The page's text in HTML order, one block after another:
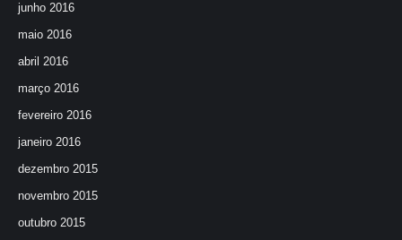
junho 2016
maio 2016
abril 2016
março 2016
fevereiro 2016
janeiro 2016
dezembro 2015
novembro 2015
outubro 2015